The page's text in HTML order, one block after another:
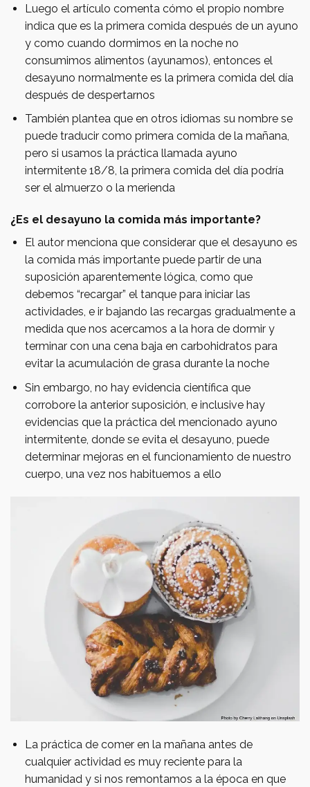
Luego el artículo comenta cómo el propio nombre
indica que es la primera comida después de un ayuno
y como cuando dormimos en la noche no
consumimos alimentos (ayunamos), entonces el
desayuno normalmente es la primera comida del día
después de despertarnos
También plantea que en otros idiomas su nombre se
puede traducir como primera comida de la mañana,
pero si usamos la práctica llamada ayuno
intermitente 18/8, la primera comida del día podría
ser el almuerzo o la merienda
¿Es el desayuno la comida más importante?
El autor menciona que considerar que el desayuno es
la comida más importante puede partir de una
suposición aparentemente lógica, como que
debemos “recargar” el tanque para iniciar las
actividades, e ir bajando las recargas gradualmente a
medida que nos acercamos a la hora de dormir y
terminar con una cena baja en carbohidratos para
evitar la acumulación de grasa durante la noche
Sin embargo, no hay evidencia científica que
corrobore la anterior suposición, e inclusive hay
evidencias que la práctica del mencionado ayuno
intermitente, donde se evita el desayuno, puede
determinar mejoras en el funcionamiento de nuestro
cuerpo, una vez nos habituemos a ello
La práctica de comer en la mañana antes de
cualquier actividad es muy reciente para la
humanidad y si nos remontamos a la época en que